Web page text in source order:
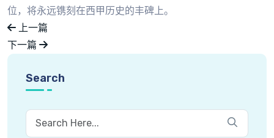
位，将永远镌刻在西甲历史的丰碑上。
上一篇
下一篇
Search